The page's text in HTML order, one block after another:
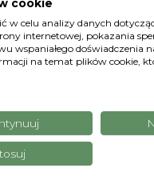
cookie
w celu analizy danych
internetowej, pokazania
wspaniałego doświadczenia
na temat plików cookie,